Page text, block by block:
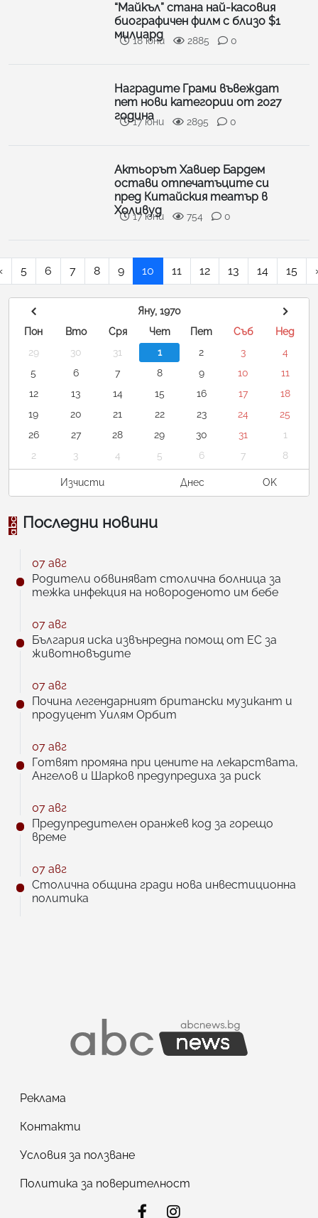
“Майкъл” стана най-касовия
биографичен филм с близо $1
милиард
18 юни 2885 0
Наградите Грами въвеждат
пет нови категории от 2027
година
17 юни 2895 0
Актьорът Хавиер Бардем
остави отпечатъците си
пред Китайския театър в
Холивуд
17 юни 754 0
5 6 7 8 9 10 11 12 13 14 15
Яну, 1970
Пон
Вто Сря Чет Пет Съб
Нед
29
30 31 1 2 3
4
5
6 7 8 9 10
11
12
13 14 15 16 17
18
19
20 21 22 23 24
25
26
27 28 29 30 31
1
2
3 4 5 6 7 8
Изчисти Днес OK
Последни новини
07 авг
Родители обвиняват столична болница за
тежка инфекция на новороденото им бебе
07 авг
България иска извънредна помощ от ЕС за
животновъдите
07 авг
Почина легендарният британски музикант и
продуцент Уилям Орбит
07 авг
Готвят промяна при цените на лекарствата,
Ангелов и Шарков предупредиха за риск
07 авг
Предупредителен оранжев код за горещо
време
07 авг
Столична община гради нова инвестиционна
политика
Реклама
Контакти
Условия за ползване
Политика за поверителност